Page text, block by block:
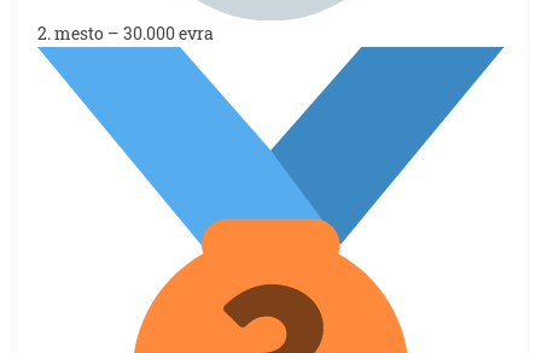
2. mesto – 30.000 evra